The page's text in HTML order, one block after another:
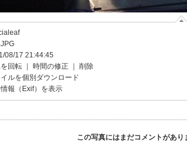
08/17 21:44:45
回転 時間の修正
削除
ルを個別ダウンロード
報（Exif）を表示
この写真にはまだコメントがあり